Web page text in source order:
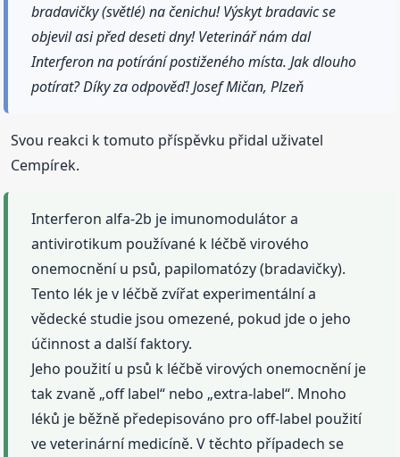
bradavičky (světlé) na čenichu! Výskyt bradavic se
objevil asi před deseti dny! Veterinář nám dal
Interferon na potírání postiženého místa. Jak dlouho
potírat? Díky za odpověď! Josef Mičan, Plzeň
Svou reakci k tomuto příspěvku přidal uživatel
Cempírek.
Interferon alfa-2b je imunomodulátor a
antivirotikum používané k léčbě virového
onemocnění u psů, papilomatózy (bradavičky).
Tento lék je v léčbě zvířat experimentální a
vědecké studie jsou omezené, pokud jde o jeho
účinnost a další faktory.
Jeho použití u psů k léčbě virových onemocnění je
tak zvaně „off label“ nebo „extra-label“. Mnoho
léků je běžně předepisováno pro off-label použití
ve veterinární medicíně. V těchto případech se